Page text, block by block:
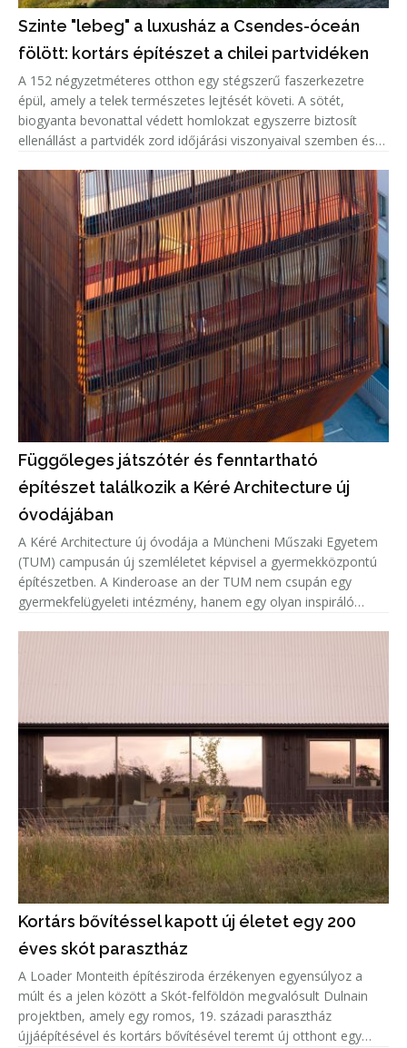
Szinte "lebeg" a luxusház a Csendes-óceán
fölött: kortárs építészet a chilei partvidéken
A 152 négyzetméteres otthon egy stégszerű faszerkezetre
épül, amely a telek természetes lejtését követi. A sötét,
biogyanta bevonattal védett homlokzat egyszerre biztosít
ellenállást a partvidék zord időjárási viszonyaival szemben és
világ
Függőleges játszótér és fenntartható
építészet találkozik a Kéré Architecture új
óvodájában
A Kéré Architecture új óvodája a Müncheni Műszaki Egyetem
(TUM) campusán új szemléletet képvisel a gyermekközpontú
építészetben. A Kinderoase an der TUM nem csupán egy
gyermekfelügyeleti intézmény, hanem egy olyan inspiráló
Kortárs bővítéssel kapott új életet egy 200
éves skót parasztház
A Loader Monteith építésziroda érzékenyen egyensúlyoz a
múlt és a jelen között a Skót-felföldön megvalósult Dulnain
projektben, amely egy romos, 19. századi parasztház
újjáépítésével és kortárs bővítésével teremt új otthont egy